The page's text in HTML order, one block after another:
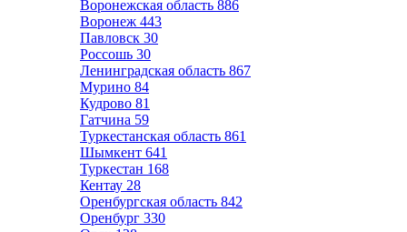
Воронежская область 886
Воронеж 443
Павловск 30
Россошь 30
Ленинградская область 867
Мурино 84
Кудрово 81
Гатчина 59
Туркестанская область 861
Шымкент 641
Туркестан 168
Кентау 28
Оренбургская область 842
Оренбург 330